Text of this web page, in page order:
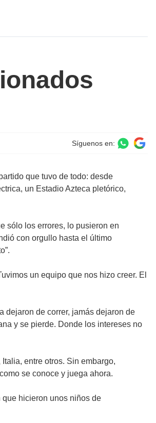
Síguenos en:
que tuvo de todo: desde
un Estadio Azteca pletórico,
sólo los errores, lo pusieron en
con orgullo hasta el último
un equipo que nos hizo creer. El
dejaron de correr, jamás dejaron de
y se pierde. Donde los intereses no
entre otros. Sin embargo,
se conoce y juega ahora.
hicieron unos niños de